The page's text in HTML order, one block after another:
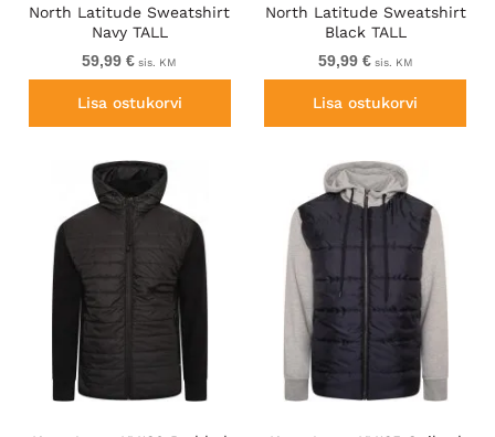
North Latitude Sweatshirt
Navy TALL
59,99 € sis. KM
Lisa ostukorvi
North Latitude Sweatshirt
Black TALL
59,99 €sis. KM
Lisa ostukorvi